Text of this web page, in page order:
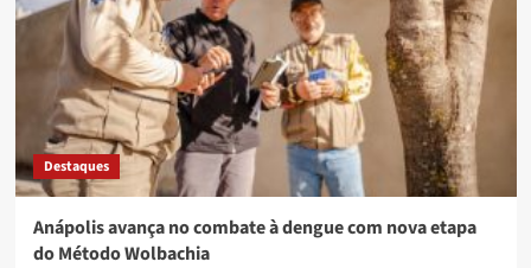
Destaques
Anápolis avança no combate à dengue com nova etapa
do Método Wolbachia